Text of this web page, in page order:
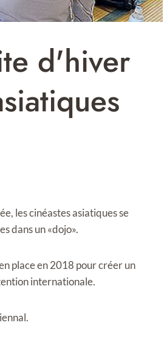
d'hiver
les cinéastes asiatiques se
dans un «dojo».
place en 2018 pour créer un
internationale.